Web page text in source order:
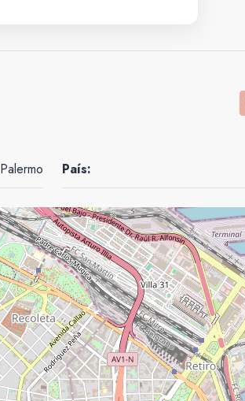
Palermo País: